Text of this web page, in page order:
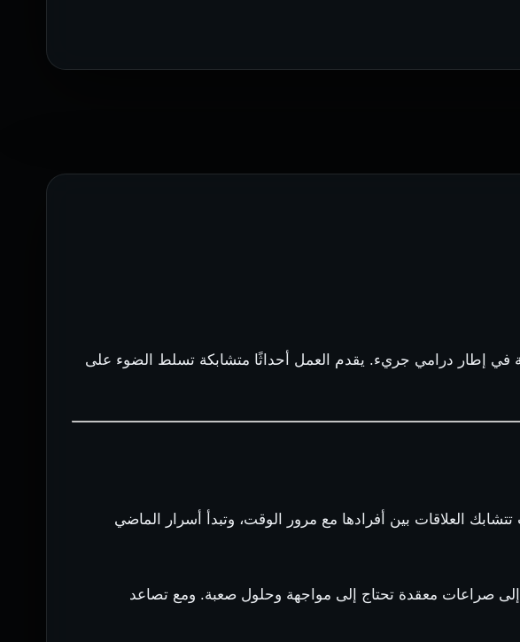
في إطار درامي جريء. يقدم العمل أحداثًا متشابكة تسلط الضوء على
العلاقات بين أفرادها مع مرور الوقت، وتبدأ أسرار الماضي
إلى صراعات معقدة تحتاج إلى مواجهة وحلول صعبة. ومع تصاعد